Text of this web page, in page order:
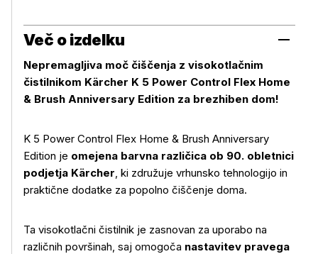
Več o izdelku
Nepremagljiva moč čiščenja z visokotlačnim
čistilnikom Kärcher K 5 Power Control Flex Home
& Brush Anniversary Edition za brezhiben dom!
K 5 Power Control Flex Home & Brush Anniversary
Edition je omejena barvna različica ob 90. obletnici
podjetja Kärcher, ki združuje vrhunsko tehnologijo in
praktične dodatke za popolno čiščenje doma.
Ta visokotlačni čistilnik je zasnovan za uporabo na
različnih površinah, saj omogoča nastavitev pravega